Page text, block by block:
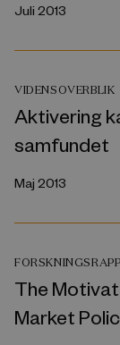
Juli 2013
VIDENSOVERBLIK
Aktivering
samfundet
Maj 2013
The
Market